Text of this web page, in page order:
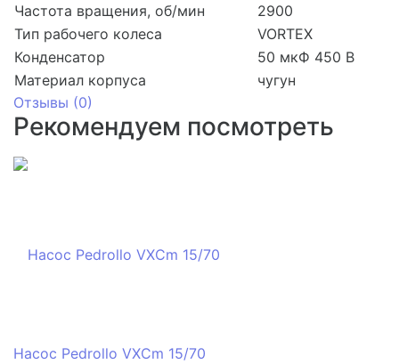
Частота вращения, об/мин
2900
Тип рабочего колеса
VORTEX
Конденсатор
50 мкФ 450 В
Материал корпуса
чугун
Отзывы (0)
Рекомендуем посмотреть
Насос Pedrollo VXCm 15/70